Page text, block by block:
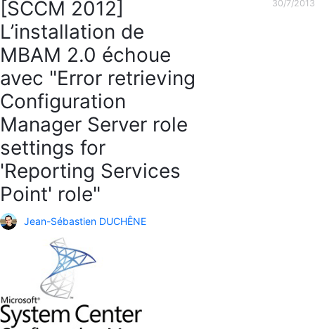
[SCCM 2012]
L’installation de
MBAM 2.0 échoue
avec "Error retrieving
Configuration
Manager Server role
settings for
'Reporting Services
Point' role"
Jean-Sébastien DUCHÊNE
30/7/2013